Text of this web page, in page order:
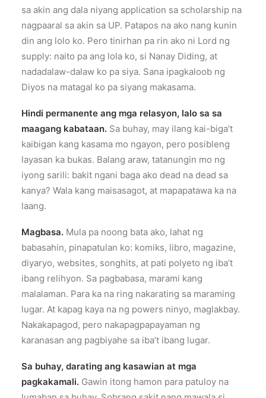
sa akin ang dala niyang application sa scholarship na
nagpaaral sa akin sa UP. Patapos na ako nang kunin
din ang lolo ko. Pero tinirhan pa rin ako ni Lord ng
supply: naito pa ang lola ko, si Nanay Diding, at
nadadalaw-dalaw ko pa siya. Sana ipagkaloob ng
Diyos na matagal ko pa siyang makasama.
Hindi permanente ang mga relasyon, lalo sa sa
maagang kabataan. Sa buhay, may ilang kai-biga’t
kaibigan kang kasama mo ngayon, pero posibleng
layasan ka bukas. Balang araw, tatanungin mo ng
iyong sarili: bakit ngani baga ako dead na dead sa
kanya? Wala kang maisasagot, at mapapatawa ka na
laang.
Magbasa. Mula pa noong bata ako, lahat ng
babasahin, pinapatulan ko: komiks, libro, magazine,
diyaryo, websites, songhits, at pati polyeto ng iba’t
ibang relihyon. Sa pagbabasa, marami kang
malalaman. Para ka na ring nakarating sa maraming
lugar. At kapag kaya na ng powers ninyo, maglakbay.
Nakakapagod, pero nakapagpapayaman ng
karanasan ang pagbiyahe sa iba’t ibang lugar.
Sa buhay, darating ang kasawian at mga
pagkakamali. Gawin itong hamon para patuloy na